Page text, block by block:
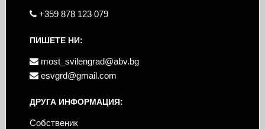
+359 878 123 079
ПИШЕТЕ НИ:
most_svilengrad@abv.bg
esvgrd@gmail.com
ДРУГА ИНФОРМАЦИЯ:
Собственик